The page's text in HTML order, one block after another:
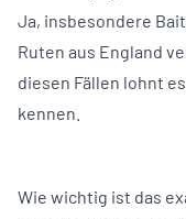
Ja, insbesondere
Ruten aus England
diesen Fällen lohnt
kennen.
Wie wichtig ist das